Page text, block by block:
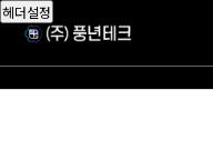
헤더설정